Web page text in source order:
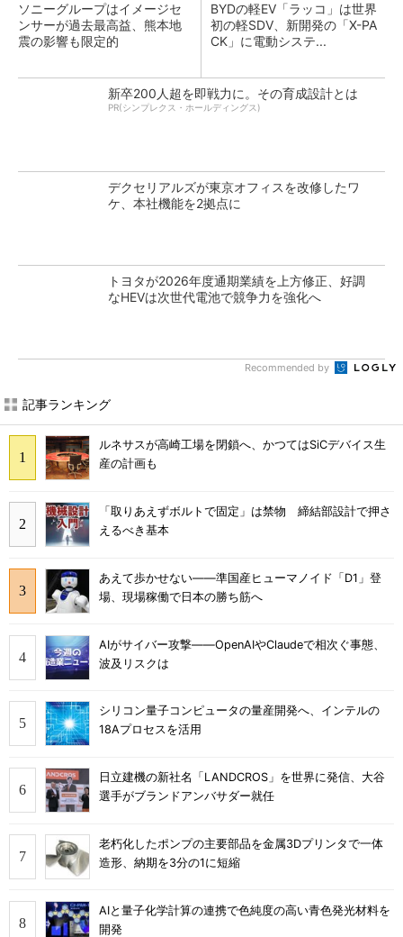
ソニーグループはイメージセ
ンサーが過去最高益、熊本地
震の影響も限定的
BYDの軽EV「ラッコ」は世界
初の軽SDV、新開発の「X-PA
CK」に電動システ...
新卒200人超を即戦力に。その育成設計とは
PR(シンプレクス・ホールディングス)
デクセリアルズが東京オフィスを改修したワ
ケ、本社機能を2拠点に
トヨタが2026年度通期業績を上方修正、好調
なHEVは次世代電池で競争力を強化へ
Recommended by
記事ランキング
ルネサスが高崎工場を閉鎖へ、かつてはSiCデバイス生
産の計画も
「取りあえずボルトで固定」は禁物 締結部設計で押さ
えるべき基本
あえて歩かせない――準国産ヒューマノイド「D1」登
場、現場稼働で日本の勝ち筋へ
AIがサイバー攻撃――OpenAIやClaudeで相次ぐ事態、
波及リスクは
シリコン量子コンピュータの量産開発へ、インテルの
18Aプロセスを活用
日立建機の新社名「LANDCROS」を世界に発信、大谷
選手がブランドアンバサダー就任
老朽化したポンプの主要部品を金属3Dプリンタで一体
造形、納期を3分の1に短縮
AIと量子化学計算の連携で色純度の高い青色発光材料を
開発